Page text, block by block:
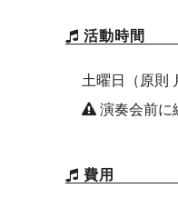
活動時間
土曜日（原則
演奏会前に
費用